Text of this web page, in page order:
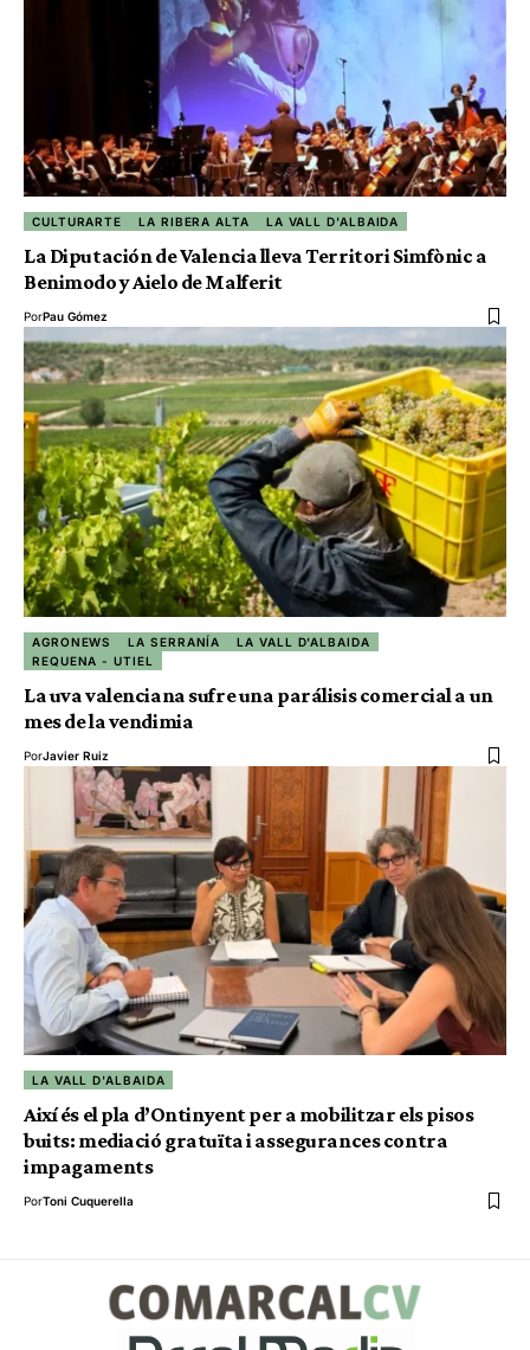
CULTURARTE LA RIBERA ALTA LA VALL D'ALBAIDA
La Diputación de Valencia lleva Territori Simfònic a
Benimodo y Aielo de Malferit
PorPau Gómez
AGRONEWS LA SERRANÍA
LA VALL D'ALBAIDA
REQUENA - UTIEL
La uva valenciana sufre una parálisis comercial a un
mes de la vendimia
PorJavier Ruiz
LA VALL D'ALBAIDA
Així és el pla d’Ontinyent per a mobilitzar els pisos
buits: mediació gratuïta i assegurances contra
impagaments
PorToni Cuquerella